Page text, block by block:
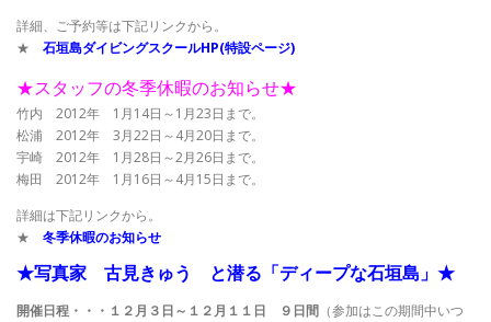
詳細、ご予約等は下記リンクから。
★ 石垣島ダイビングスクールHP(特設ページ)
★スタッフの冬季休暇のお知らせ★
竹内 2012年 1月14日～1月23日まで。
松浦 2012年 3月22日～4月20日まで。
宇崎 2012年 1月28日～2月26日まで。
梅田 2012年 1月16日～4月15日まで。
詳細は下記リンクから。
★ 冬季休暇のお知らせ
★写真家 古見きゅう と潜る「ディープな石垣島」★
開催日程・・・１２月３日～１２月１１日 ９日間 （参加はこの期間中いつ